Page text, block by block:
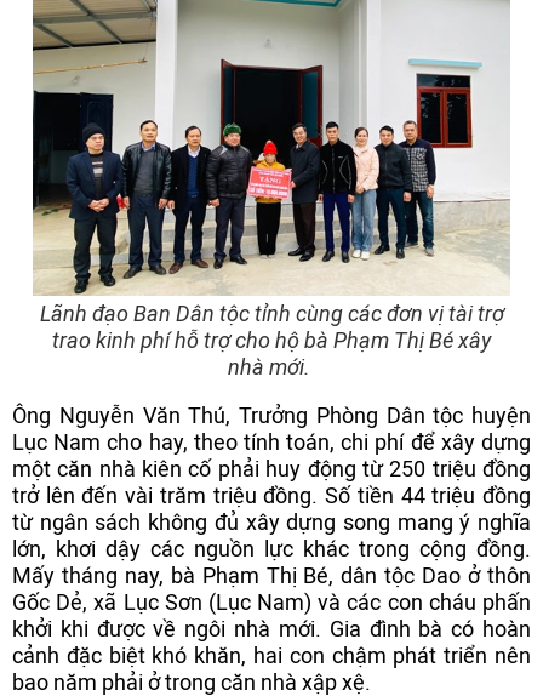
Lãnh đạo Ban Dân tộc tỉnh cùng các đơn vị tài trợ
trao kinh phí hỗ trợ cho hộ bà Phạm Thị Bé xây
nhà mới.
Ông Nguyễn Văn Thú, Trưởng Phòng Dân tộc huyện
Lục Nam cho hay, theo tính toán, chi phí để xây dựng
một căn nhà kiên cố phải huy động từ 250 triệu đồng
trở lên đến vài trăm triệu đồng. Số tiền 44 triệu đồng
từ ngân sách không đủ xây dựng song mang ý nghĩa
lớn, khơi dậy các nguồn lực khác trong cộng đồng.
Mấy tháng nay, bà Phạm Thị Bé, dân tộc Dao ở thôn
Gốc Dẻ, xã Lục Sơn (Lục Nam) và các con cháu phấn
khởi khi được về ngôi nhà mới. Gia đình bà có hoàn
cảnh đặc biệt khó khăn, hai con chậm phát triển nên
bao năm phải ở trong căn nhà xập xệ.